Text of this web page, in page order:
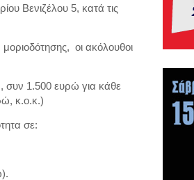
Βενιζέλου 5, κατά τις
οι ακόλουθοι
συν 1.500 ευρώ για κάθε
κ.ο.κ.)
σε: